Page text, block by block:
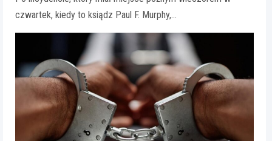
czwartek, kiedy to ksiądz Paul F. Murphy,…